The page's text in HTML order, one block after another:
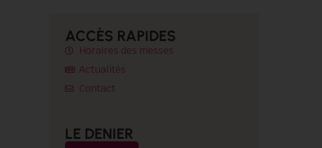
ACCÈS RAPIDES
Horaires des messes
Actualités
Contact
LE DENIER